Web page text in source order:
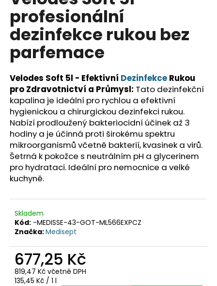
5
hvězdiček.
profesionální
dezinfekce rukou bez
parfemace
Velodes Soft 5l - Efektivní Dezinfekce Rukou
pro Zdravotnictví a Průmysl: Tato dezinfekční
kapalina je ideální pro rychlou a efektivní
hygienickou a chirurgickou dezinfekci rukou.
Nabízí prodloužený bakteriocidní účinek až 3
hodiny a je účinná proti širokému spektru
mikroorganismů včetně bakterií, kvasinek a virů.
Šetrná k pokožce s neutrálním pH a glycerinem
pro hydrataci. Ideální pro nemocnice a velké
kuchyně.
Skladem
Kód: -MEDISSE-43-GOT-ML566EXPCZ
Značka:Medisept
677,25 Kč
819,47 Kč včetně DPH
Měrná
135,45 Kč / 1 l
a
j
í
t
?
HLEDAT
D
o
p
r
u
č
u
e
m
e